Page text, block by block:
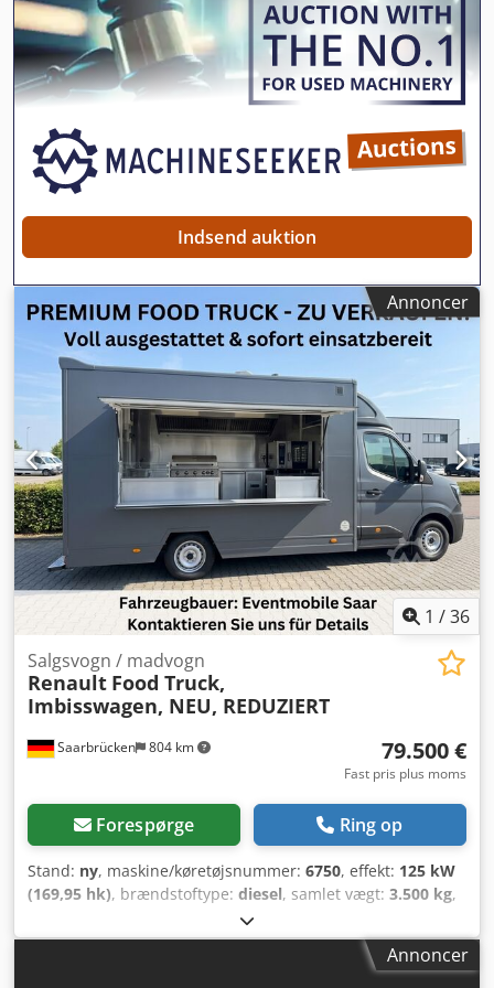
til bordapparater med skydedør, gaskomfur med 2 blus 8,5
kW, gasgrillplade (glat) 8 kW, gasdobbeltfriture 2 x 8L 12,5
kW, elektrisk bain marie 2 kW, væghætte 2200 med
udsugning, fedtaftapningshane, flammebeskyttelsesfilter,
varmeskærm og belysning, gasflaskeskab til 4 x 11kg,
trykregulator, gasledning og gasgodkendelse Højre side:
Udbord med skydedøre og arbejdsplade i rustfrit stål,
belægningsstation 900 med klaplåg, 254L dobbeltvask med
aflæggeplads inkl. fersk- og spildevandstank,
varmtvandsbeholder Kridttavle med træramme og LED-
belysning Cedpfxef D Rdte Aigjha Yderligere udstyr: Hylde
over salgslemmen, sammenklappelig taskebakke ved
salgsvinduet. 2 LED-paneler i loftet og 3 LED-spot over
salgsdisken (dæmpbare). Meget opbevaringsplads.
Standard el-installation 380 Volt/16A, tilførsel-stikdåse iht.
CEE-norm, fejlstrømsafbryder, 16 ampere sikring med
godkendelse, 5 dobbelte stikkontakter, hygiejnepakke,
brandsikringspakke. Pris netto: 63.920,00 € ekskl. 19%
moms Forbehold for fejl og mellemsalg.
klimaanlæg, traktionskontrol
, Årgang: 2021 Foraksel:
Styret Bagaksel: Dobbeltmonterede hjul
Moms/differentieret beskatning: Moms fradragsberettiget
= Yderligere muligheder og udstyr = - Airbag - Udvendig
Luftaffjedring - Radio - Bak-kamera - Sidedør =
Bemærkninger = 10 stk. på lager Chjdpfxjzi Av Ro Aigoa
Indsend auktion
Annoncer
1 /36
Saarbrücken 804 km
Salgsvogn / madvogn
Renault Food Truck,
Imbisswagen, NEU, REDUZIERT
79.500 €
Fast pris plus moms
Forespørge Ring op
Stand: ny, maskine/køretøjsnummer: 6750, effekt: 125 kW
(169,95 hk), brændstoftype: diesel, samlet vægt: 3.500 kg,
mekanisk
Køretøjsbeskrivelse Fuldudstyret, ny foodtruck med nyt
Annoncer